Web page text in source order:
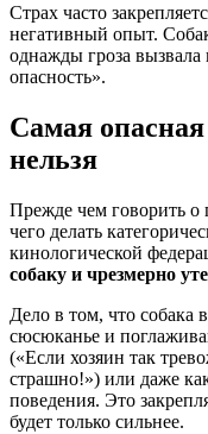
Страх часто
негативный опыт.
однажды гроза вызвала
опасность».
Самая
нельзя
Прежде чем говорить о
чего делать
кинологической
собаку и чрезмерно
Дело в том, что собака
сюсюканье и
(«Если хозяин так
страшно!») или даже
поведения. Это
будет только сильнее.